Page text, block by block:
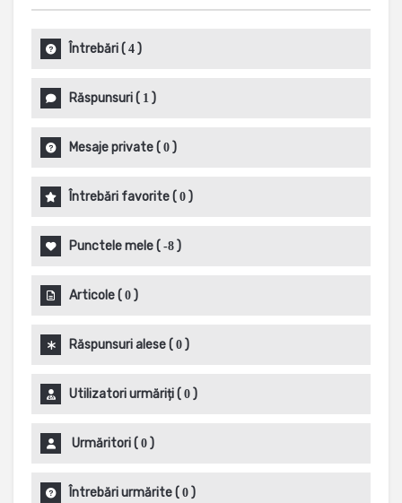
Întrebări( 4 )
Răspunsuri( 1 )
Mesaje private( 0 )
Întrebări favorite( 0 )
Punctele mele( -8 )
Articole( 0 )
Răspunsuri alese( 0 )
Utilizatori urmăriți( 0 )
Urmăritori( 0 )
Întrebări urmărite( 0 )